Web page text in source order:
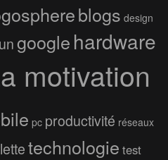
blogs design
googlehardware
motivation
pc productivité réseaux
technologie test